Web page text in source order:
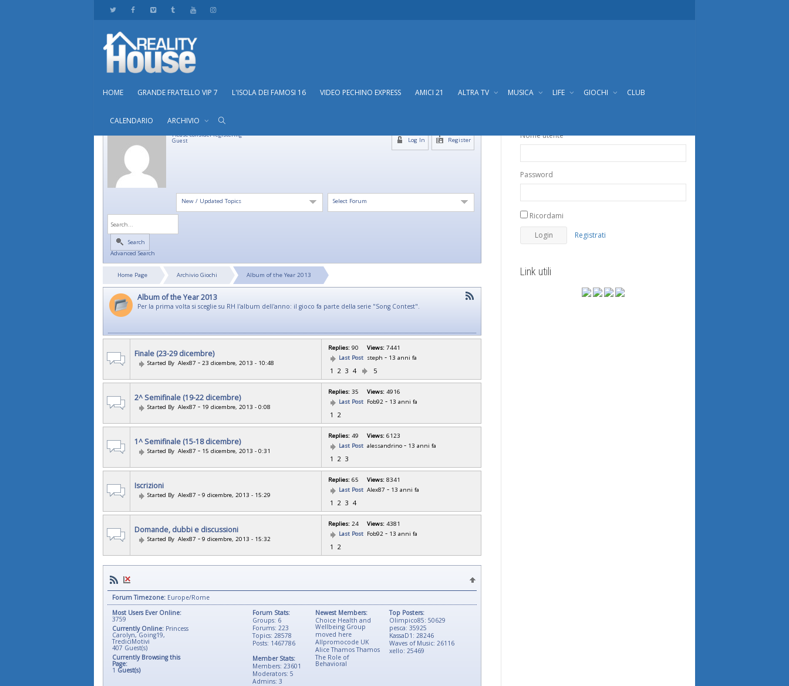
HOME GRANDE FRATELLO VIP 7 L'ISOLA DEI FAMOSI 16 VIDEO PECHINO EXPRESS AMICI 21 ALTRA TV MUSICA LIFE GIOCHI CLUB
CALENDARIO ARCHIVIO
Please consider registering
Guest Register
Log In
Select Forum
New / Updated Topics
Search
Advanced Search
Home Page Archivio Giochi Album of the Year 2013
Album of the Year 2013
Per la prima volta si sceglie su RH l'album dell'anno: il gioco fa parte della serie "Song Contest".
Finale (23-29 dicembre)
Started By Alex87 - 23 dicembre, 2013 - 10:48
Replies:90 Views:7441
Last Post steph - 13 anni fa
1 2 3 4 5
2^ Semifinale (19-22 dicembre)
Started By Alex87 - 19 dicembre, 2013 - 0:08
Replies:35 Views:4916
Last Post Fob92 - 13 anni fa
1 2
1^ Semifinale (15-18 dicembre)
Started By Alex87 - 15 dicembre, 2013 - 0:31
Replies:49 Views:6123
Last Post alessandrino - 13 anni fa
1 2 3
Iscrizioni
Started By Alex87 - 9 dicembre, 2013 - 15:29
Replies:65 Views:8341
Last Post Alex87 - 13 anni fa
1 2 3 4
Domande, dubbi e discussioni
Started By Alex87 - 9 dicembre, 2013 - 15:32
Replies:24 Views:4381
Last Post Fob92 - 13 anni fa
1 2
Forum Timezone: Europe/Rome
Most Users Ever Online:
3759
Currently Online: Princess
Carolyn,Going19,
TrediciMotivi
407 Guest(s)
Currently Browsing this
Page:
1 Guest(s)
Top Posters:
Olimpico85: 50629
pesca: 35925
KassaD1: 28246
Waves of Music: 26116
xello: 25469
Newest Members:
Choice Health and
Wellbeing Group
moved here
Allpromocode UK
Alice Thamos Thamos
The Role of
Behavioral
Forum Stats:
Groups: 6
Forums: 223
Topics: 28578
Posts: 1467786
Member Stats:
Members: 23601
Moderators: 5
Admins: 3
Nome utente
Password
Ricordami
Registrati
Link utili